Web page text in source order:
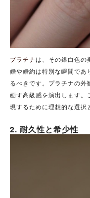
プラチナは、その銀白色の
婚や婚約は特別な瞬間であ
るべきです。プラチナの
画す高級感を演出します。
現するために理想的な選択
2. 耐久性と希少性